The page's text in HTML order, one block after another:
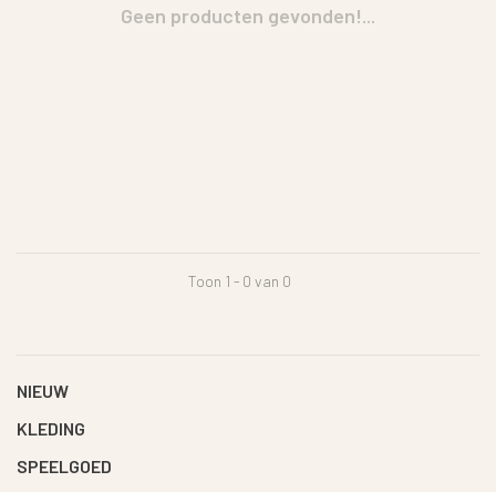
Geen producten gevonden!...
Toon 1 - 0 van 0
NIEUW
KLEDING
SPEELGOED